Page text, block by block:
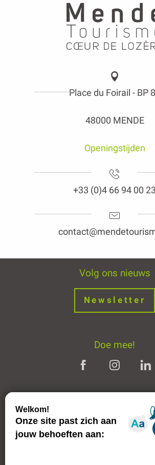
Place du Foirail - BP
48000 MENDE
Openingstijden
+33 (0)4 66 94 00 23
Volg ons nieuws
Newsletter
Doe mee!
Partners en links